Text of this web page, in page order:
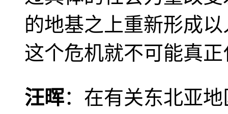
的地基之上重新形成
这个危机就不可能真
汪晖：在有关东北亚